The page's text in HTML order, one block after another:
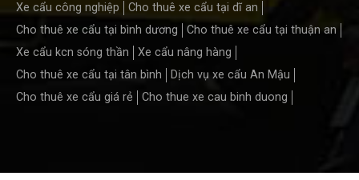
Xe cẩu công nghiệp
Cho thuê xe cẩu tại dĩ an
Cho thuê xe cẩu tại bình dương
Cho thuê xe cẩu tại thuận an
Xe cẩu kcn sóng thần
Xe cẩu nâng hàng
Cho thuê xe cẩu tại tân bình
Dịch vụ xe cẩu An Mậu
Cho thuê xe cẩu giá rẻ
Cho thue xe cau binh duong